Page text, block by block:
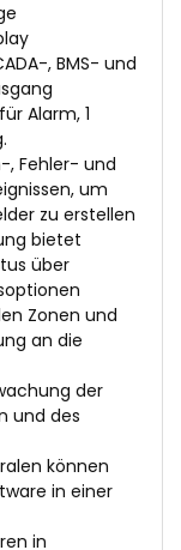
, BMS- und
Alarm, 1
, Fehler- und
um
zu erstellen
bietet
über
Zonen und
an die
der
und des
können
in einer
in